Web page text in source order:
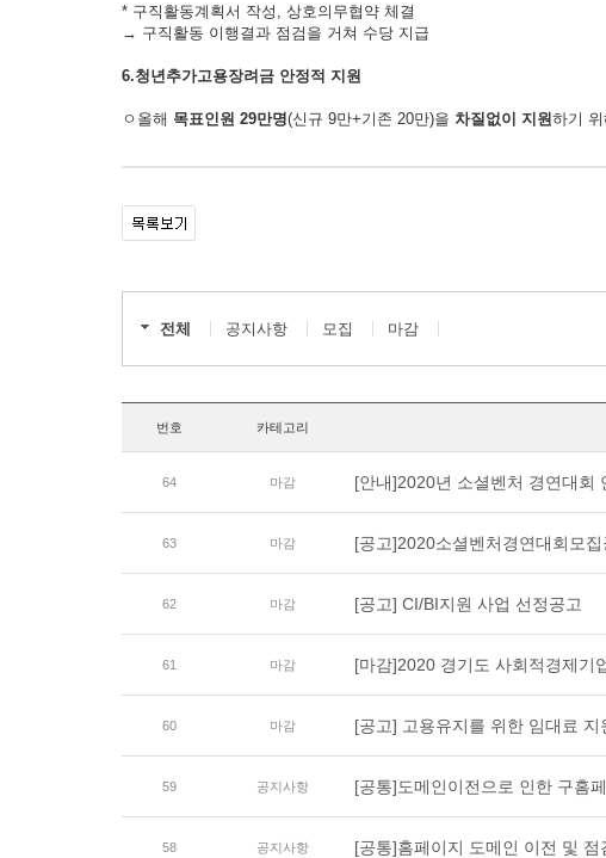
* 구직활동계획서 작성, 상호의무협약 체결
→ 구직활동 이행결과 점검을 거쳐 수당 지급
6.청년추가고용장려금 안정적 지원
ㅇ올해 목표인원 29만명(신규 9만+기존 20만)을 차질없이 지원하기
전체 공지사항 모집 마감
번호 카테고리
64 마감 [안내]2020년 소셜벤처 경연대회
63 마감 [공고]2020소셜벤처경연대회모집
62 마감 [공고] CI/BI지원 사업 선정공고
61 마감 [마감]2020 경기도 사회적경제기
60 마감 [공고] 고용유지를 위한 임대료 지
59 공지사항 [공통]도메인이전으로 인한 구홈
58 공지사항 [공통]홈페이지 도메인 이전 및 점